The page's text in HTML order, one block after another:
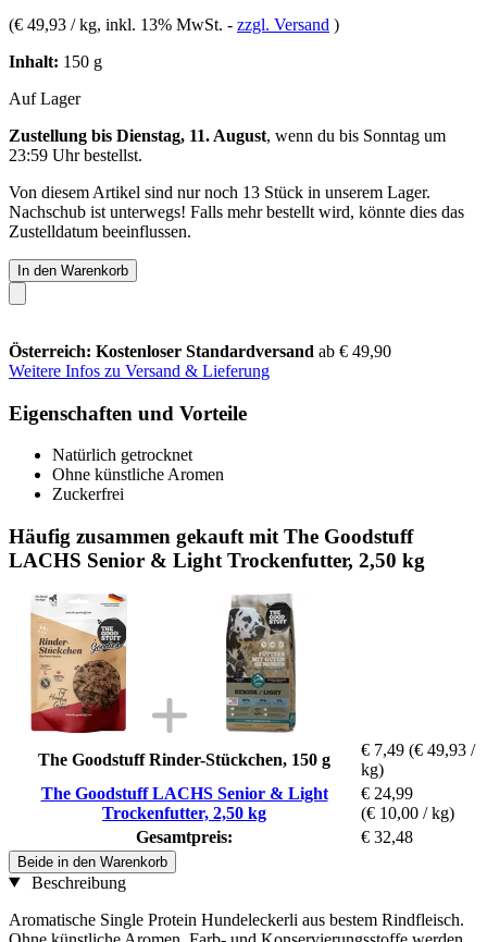
(€ 49,93 / kg, inkl. 13% MwSt. - zzgl. Versand )
Inhalt: 150 g
Auf Lager
Zustellung bis Dienstag, 11. August, wenn du bis Sonntag um
23:59 Uhrbestellst.
Von diesem Artikel sind nur noch 13 Stück in unserem Lager.
Nachschub ist unterwegs! Falls mehr bestellt wird, könnte dies das
Zustelldatum beeinflussen.
In den Warenkorb
Österreich: Kostenloser Standardversand ab € 49,90
Weitere Infos zu Versand & Lieferung
Eigenschaften und Vorteile
Natürlich getrocknet
Ohne künstliche Aromen
Zuckerfrei
Häufig zusammen gekauft mit The Goodstuff
LACHS Senior & Light Trockenfutter, 2,50 kg
The Goodstuff Rinder-Stückchen, 150 g
€ 7,49 (€ 49,93 /
kg)
The Goodstuff LACHS Senior & Light
Trockenfutter, 2,50 kg
€ 24,99
(€ 10,00 / kg)
Gesamtpreis:
€ 32,48
Beide in den Warenkorb
Beschreibung
Aromatische Single Protein Hundeleckerli aus bestem Rindfleisch.